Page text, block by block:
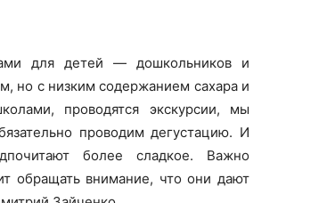
для детей — дошкольников и
но с низким содержанием сахара и
проводятся экскурсии, мы
проводим дегустацию. И
более сладкое. Важно
обращать внимание, что они дают